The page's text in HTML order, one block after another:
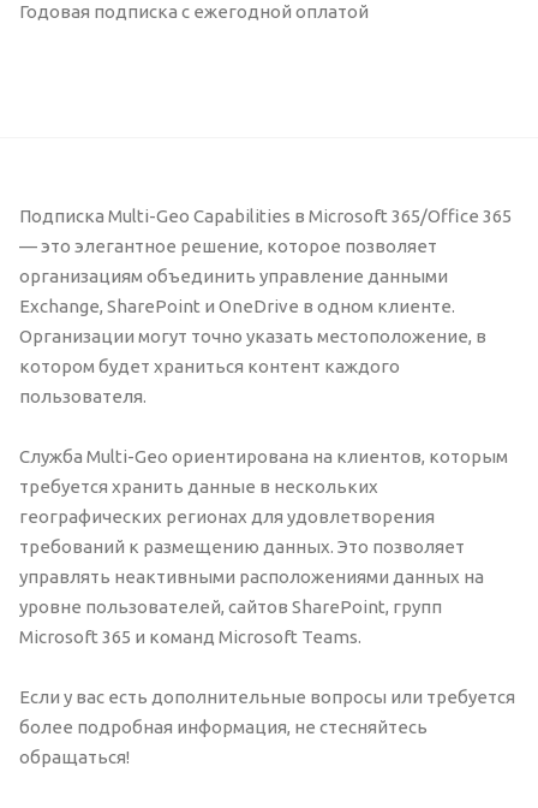
Годовая подписка с ежегодной оплатой
Подписка Multi-Geo Capabilities в Microsoft 365/Office 365
— это элегантное решение, которое позволяет
организациям объединить управление данными
Exchange, SharePoint и OneDrive в одном клиенте.
Организации могут точно указать местоположение, в
котором будет храниться контент каждого
пользователя.
Служба Multi-Geo ориентирована на клиентов, которым
требуется хранить данные в нескольких
географических регионах для удовлетворения
требований к размещению данных. Это позволяет
управлять неактивными расположениями данных на
уровне пользователей, сайтов SharePoint, групп
Microsoft 365 и команд Microsoft Teams.
Если у вас есть дополнительные вопросы или требуется
более подробная информация, не стесняйтесь
обращаться!